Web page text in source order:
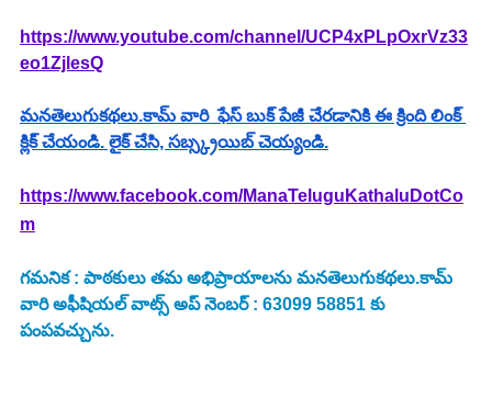
https://www.youtube.com/channel/UCP4xPLpOxrVz33
eo1ZjlesQ
మనతెలుగుకథలు.కామ్ వారి  ఫేస్ బుక్ పేజీ చేరడానికి ఈ క్రింది లింక్
క్లిక్ చేయండి. లైక్ చేసి, సబ్స్క్రయిబ్ చెయ్యండి.
https://www.facebook.com/ManaTeluguKathaluDotCo
m
గమనిక : పాఠకులు తమ అభిప్రాయాలను మనతెలుగుకథలు.కామ్
వారి అఫీషియల్ వాట్స్ అప్ నెంబర్ : 63099 58851 కు
పంపవచ్చును.